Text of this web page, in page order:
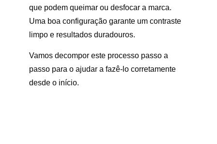
que podem queimar ou desfocar a marca.
Uma boa configuração garante um contraste
limpo e resultados duradouros.
Vamos decompor este processo passo a
passo para o ajudar a fazê-lo corretamente
desde o início.